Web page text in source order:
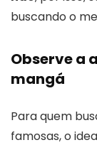
buscando o
Observe a
mangá
Para quem
famosas, o